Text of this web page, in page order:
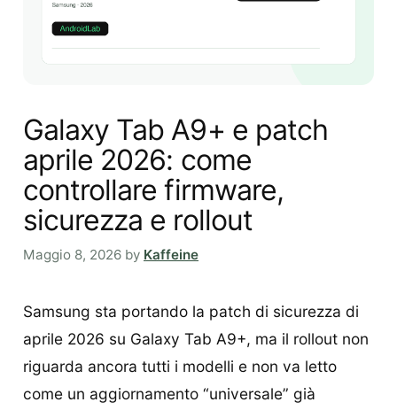
Galaxy Tab A9+ e patch
aprile 2026: come
controllare firmware,
sicurezza e rollout
Maggio 8, 2026 by Kaffeine
Samsung sta portando la patch di sicurezza di
aprile 2026 su Galaxy Tab A9+, ma il rollout non
riguarda ancora tutti i modelli e non va letto
come un aggiornamento “universale” già